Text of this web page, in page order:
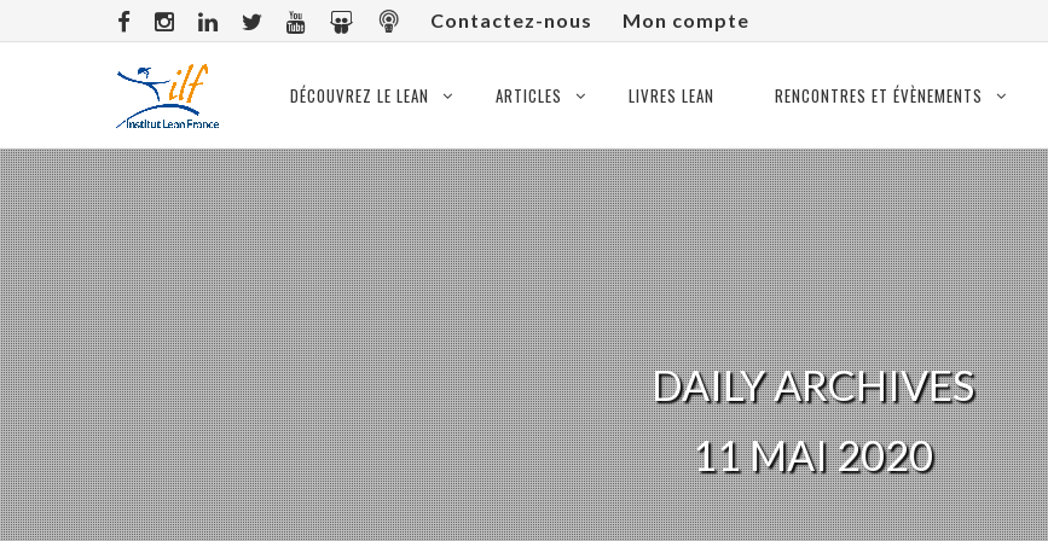
Contactez-nous Mon compte
DÉCOUVREZ LE LEAN ARTICLES LIVRES LEAN RENCONTRES ET ÉVÈNEMENTS
DAILY ARCHIVES
11 MAI 2020